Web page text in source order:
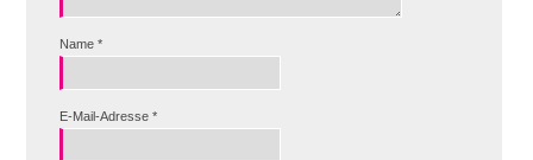
Name *
E-Mail-Adresse *